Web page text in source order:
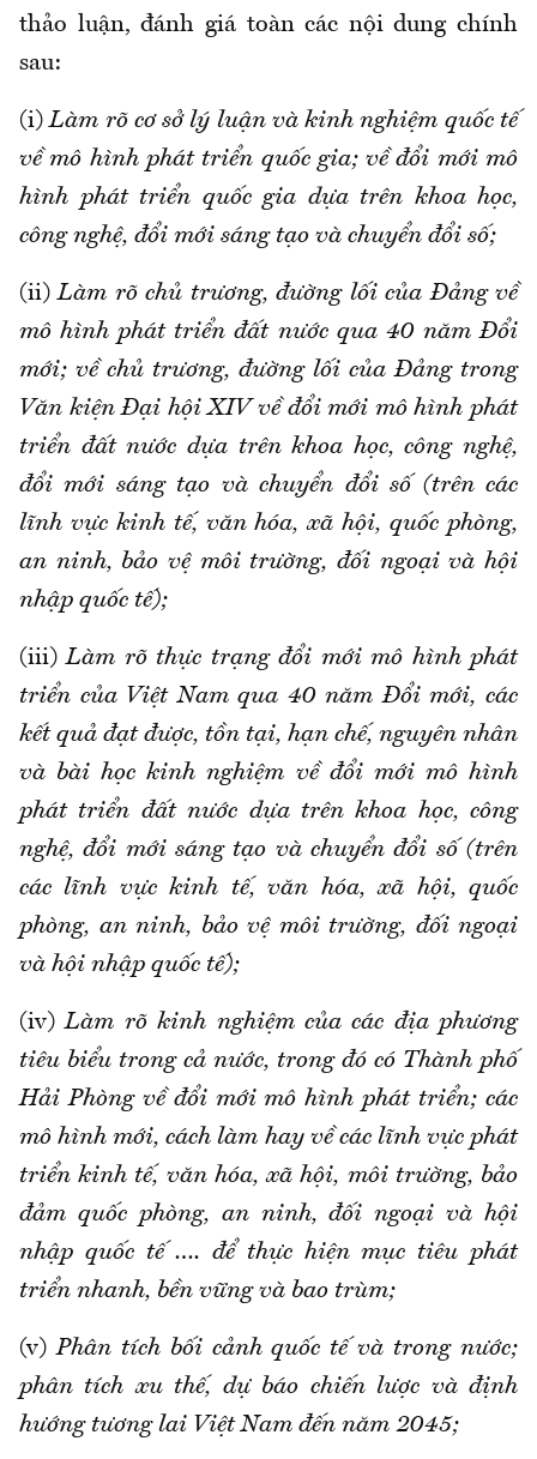
thảo luận, đánh giá toàn các nội dung chính
sau:
(i) Làm rõ cơ sở lý luận và kinh nghiệm quốc tế
về mô hình phát triển quốc gia; về đổi mới mô
hình phát triển quốc gia dựa trên khoa học,
công nghệ, đổi mới sáng tạo và chuyển đổi số;
(ii)Làm rõ chủ trương, đường lối của Đảng về
mô hình phát triển đất nước qua 40 năm Đổi
mới; về chủ trương, đường lối của Đảng trong
Văn kiện Đại hội XIV về đổi mới mô hình phát
triển đất nước dựa trên khoa học, công nghệ,
đổi mới sáng tạo và chuyển đổi số (trên các
lĩnh vực kinh tế, văn hóa, xã hội, quốc phòng,
an ninh, bảo vệ môi trường, đối ngoại và hội
nhập quốc tế);
(iii)Làm rõ thực trạng đổi mới mô hình phát
triển của Việt Nam qua 40 năm Đổi mới, các
kết quả đạt được, tồn tại, hạn chế, nguyên nhân
và bài học kinh nghiệm về đổi mới mô hình
phát triển đất nước dựa trên khoa học, công
nghệ, đổi mới sáng tạo và chuyển đổi số (trên
các lĩnh vực kinh tế, văn hóa, xã hội, quốc
phòng, an ninh, bảo vệ môi trường, đối ngoại
và hội nhập quốc tế);
(iv)Làm rõ kinh nghiệm của các địa phương
tiêu biểu trong cả nước, trong đó có Thành phố
Hải Phòng về đổi mới mô hình phát triển; các
mô hình mới, cách làm hay về các lĩnh vực phát
triển kinh tế, văn hóa, xã hội, môi trường, bảo
đảm quốc phòng, an ninh, đối ngoại và hội
nhập quốc tế …. để thực hiện mục tiêu phát
triển nhanh, bền vững và bao trùm;
(v)Phân tích bối cảnh quốc tế và trong nước;
phân tích xu thế, dự báo chiến lược và định
hướng tương lai Việt Nam đến năm 2045;